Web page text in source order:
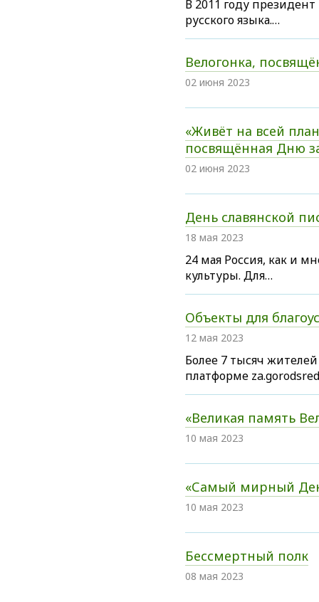
В 2011 году
русского языка.…
Велогонка,
02 июня 2023
«Живёт на всей
посвящённая Дню
02 июня 2023
День славянской
18 мая 2023
24 мая Россия, как и
культуры. Для…
Объекты для
12 мая 2023
Более 7 тысяч
платформе
«Великая память
10 мая 2023
«Самый мирный
10 мая 2023
Бессмертный полк
08 мая 2023